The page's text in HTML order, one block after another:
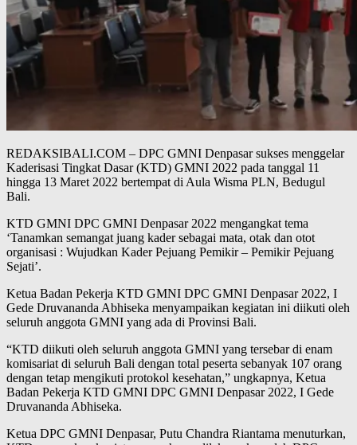
REDAKSIBALI.COM – DPC GMNI Denpasar sukses menggelar
Kaderisasi Tingkat Dasar (KTD) GMNI 2022 pada tanggal 11
hingga 13 Maret 2022 bertempat di Aula Wisma PLN, Bedugul
Bali.
KTD GMNI DPC GMNI Denpasar 2022 mengangkat tema
‘Tanamkan semangat juang kader sebagai mata, otak dan otot
organisasi : Wujudkan Kader Pejuang Pemikir – Pemikir Pejuang
Sejati’.
Ketua Badan Pekerja KTD GMNI DPC GMNI Denpasar 2022, I
Gede Druvananda Abhiseka menyampaikan kegiatan ini diikuti oleh
seluruh anggota GMNI yang ada di Provinsi Bali.
“KTD diikuti oleh seluruh anggota GMNI yang tersebar di enam
komisariat di seluruh Bali dengan total peserta sebanyak 107 orang
dengan tetap mengikuti protokol kesehatan,” ungkapnya, Ketua
Badan Pekerja KTD GMNI DPC GMNI Denpasar 2022, I Gede
Druvananda Abhiseka.
Ketua DPC GMNI Denpasar, Putu Chandra Riantama menuturkan,